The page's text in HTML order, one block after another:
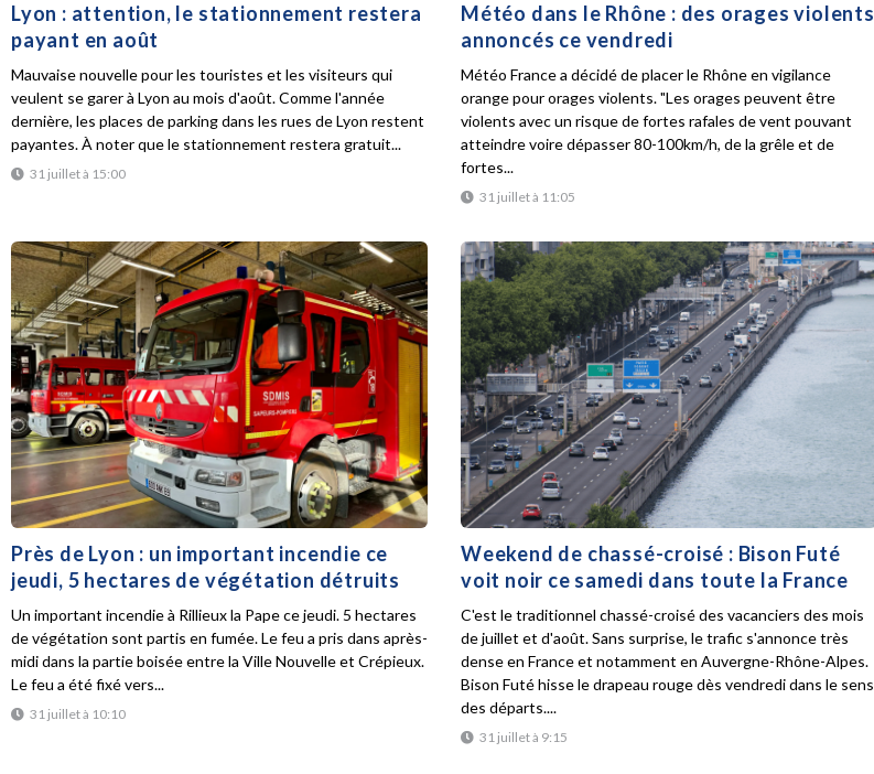
Lyon : attention, le stationnement restera
payant en août
31 juillet à 15:00
Mauvaise nouvelle pour les touristes et les visiteurs qui
veulent se garer à Lyon au mois d'août. Comme l'année
dernière, les places de parking dans les rues de Lyon restent
payantes. À noter que le stationnement restera gratuit...
Météo dans le Rhône : des orages violents
annoncés ce vendredi
31 juillet à 11:05
Météo France a décidé de placer le Rhône en vigilance
orange pour orages violents. "Les orages peuvent être
violents avec un risque de fortes rafales de vent pouvant
atteindre voire dépasser 80-100km/h, de la grêle et de
fortes...
Près de Lyon : un important incendie ce
jeudi, 5 hectares de végétation détruits
31 juillet à 10:10
Un important incendie à Rillieux la Pape ce jeudi. 5 hectares
de végétation sont partis en fumée. Le feu a pris dans après-
midi dans la partie boisée entre la Ville Nouvelle et Crépieux.
Le feu a été fixé vers...
Weekend de chassé-croisé : Bison Futé
voit noir ce samedi dans toute la France
31 juillet à 9:15
C'est le traditionnel chassé-croisé des vacanciers des mois
de juillet et d'août. Sans surprise, le trafic s'annonce très
dense en France et notamment en Auvergne-Rhône-Alpes.
Bison Futé hisse le drapeau rouge dès vendredi dans le sens
des départs....